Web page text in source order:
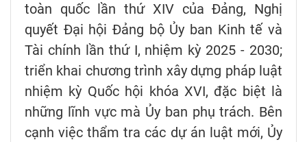
toàn quốc lần thứ XIV của Đảng, Nghị
quyết Đại hội Đảng bộ Ủy ban Kinh tế và
Tài chính lần thứ I, nhiệm kỳ 2025 - 2030;
triển khai chương trình xây dựng pháp luật
nhiệm kỳ Quốc hội khóa XVI, đặc biệt là
những lĩnh vực mà Ủy ban phụ trách. Bên
cạnh việc thẩm tra các dự án luật mới, Ủy